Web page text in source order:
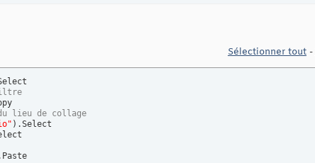
Sélectionner tout -
lieu de collage
) .Select